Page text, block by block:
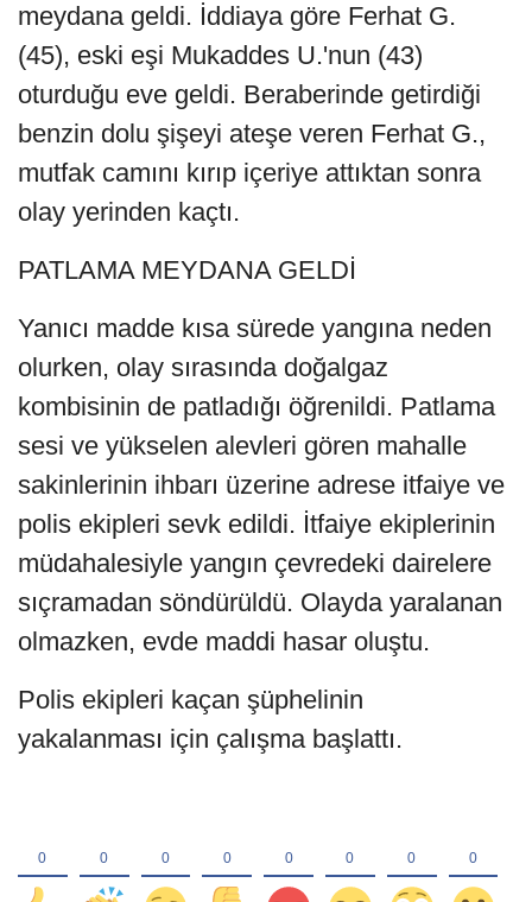
meydana geldi. İddiaya göre Ferhat G.
(45), eski eşi Mukaddes U.'nun (43)
oturduğu eve geldi. Beraberinde getirdiği
benzin dolu şişeyi ateşe veren Ferhat G.,
mutfak camını kırıp içeriye attıktan sonra
olay yerinden kaçtı.
PATLAMA MEYDANA GELDİ
Yanıcı madde kısa sürede yangına neden
olurken, olay sırasında doğalgaz
kombisinin de patladığı öğrenildi. Patlama
sesi ve yükselen alevleri gören mahalle
sakinlerinin ihbarı üzerine adrese itfaiye ve
polis ekipleri sevk edildi. İtfaiye ekiplerinin
müdahalesiyle yangın çevredeki dairelere
sıçramadan söndürüldü. Olayda yaralanan
olmazken, evde maddi hasar oluştu.
Polis ekipleri kaçan şüphelinin
yakalanması için çalışma başlattı.